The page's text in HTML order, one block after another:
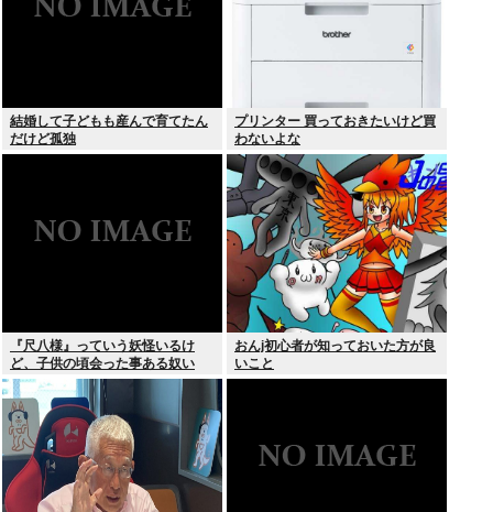
結婚して子どもも産んで育てたん
だけど孤独
プリンター 買っておきたいけど買
わないよな
『尺八様』っていう妖怪いるけ
ど、子供の頃会った事ある奴い
る？？
おんj初心者が知っておいた方が良
いこと